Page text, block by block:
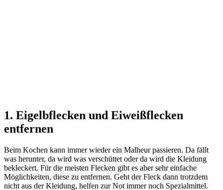
1. Eigelbflecken und Eiweißflecken
entfernen
Beim Kochen kann immer wieder ein Malheur passieren. Da fällt
was herunter, da wird was verschüttet oder da wird die Kleidung
bekleckert. Für die meisten Flecken gibt es aber sehr einfache
Möglichkeiten, diese zu entfernen. Geht der Fleck dann trotzdem
nicht aus der Kleidung, helfen zur Not immer noch Spezialmittel.